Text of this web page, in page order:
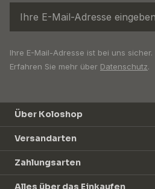
Ihre E-Mail-Adresse ist bei uns sicher.
Erfahren Sie mehr über Datenschutz.
Über Koloshop
Versandarten
Zahlungsarten
Alles über das Einkaufen